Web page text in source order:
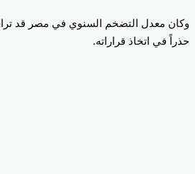
حذراً في اتخاذ قراراته.